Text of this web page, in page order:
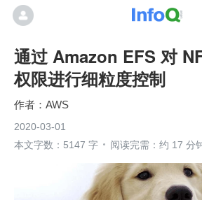
通过 Amazon EFS 对
权限进行细粒度控制
AWS
2020-03-01
本文字数：5147 字
阅读完需：约 17 分